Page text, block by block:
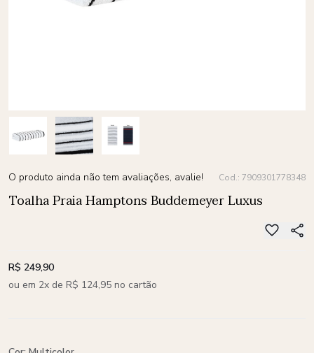
O produto ainda não tem avaliações, avalie! Cod.: 7909301778348
Toalha Praia Hamptons Buddemeyer Luxus
R$ 249,90
ou em 2x de R$ 124,95 no cartão